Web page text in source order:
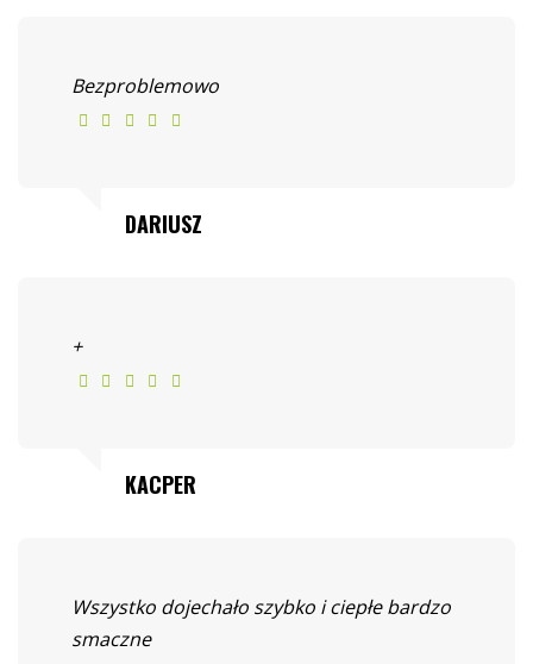
Bezproblemowo
DARIUSZ
+
KACPER
Wszystko dojechało szybko i ciepłe bardzo
smaczne